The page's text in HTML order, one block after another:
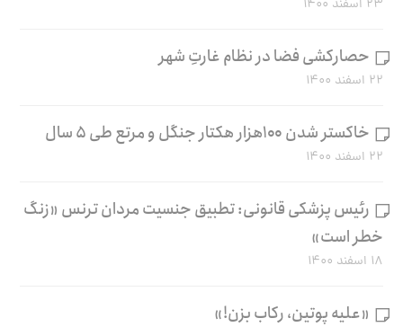
۲۳ اسفند ۱۴۰۰
حصارکشی فضا در نظام غارتِ شهر
۲۲ اسفند ۱۴۰۰
خاکستر شدن ۱۰۰هزار هکتار جنگل و مرتع طی ۵ سال
۲۲ اسفند ۱۴۰۰
رئیس پزشکی قانونی: تطبیق جنسیت مردان ترنس «زنگ
خطر است»
۱۸ اسفند ۱۴۰۰
«علیه پوتین، رکاب بزن!»